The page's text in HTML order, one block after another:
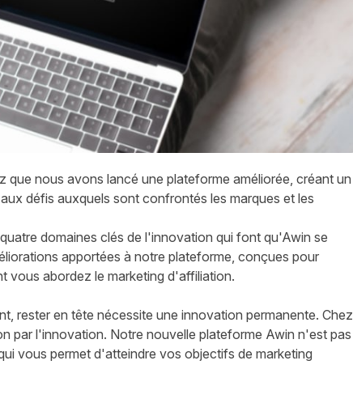
que nous avons lancé une plateforme améliorée, créant un
défis auxquels sont confrontés les marques et les
domaines clés de l'innovation qui font qu'Awin se
apportées à notre plateforme, conçues pour
vous abordez le marketing d'affiliation.
rester en tête nécessite une innovation permanente. Chez
par l'innovation. Notre nouvelle plateforme Awin n'est pas
vous permet d'atteindre vos objectifs de marketing